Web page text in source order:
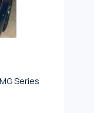
Series